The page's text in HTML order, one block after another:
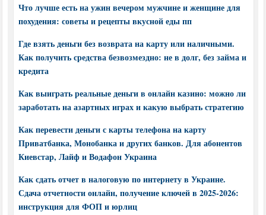
Что лучше есть на ужин вечером мужчине и женщине для
похудения: советы и рецепты вкусной еды пп
Где взять деньги без возврата на карту или наличными.
Как получить средства безвозмездно: не в долг, без займа и
кредита
Как выиграть реальные деньги в онлайн казино: можно ли
заработать на азартных играх и какую выбрать стратегию
Как перевести деньги с карты телефона на карту
Приватбанка, Монобанка и других банков. Для абонентов
Киевстар, Лайф и Водафон Украина
Как сдать отчет в налоговую по интернету в Украине.
Сдача отчетности онлайн, получение ключей в 2025-2026:
инструкция для ФОП и юрлиц